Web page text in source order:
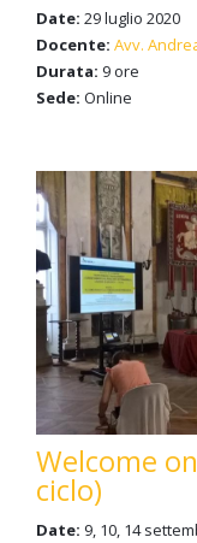
Date: 29 luglio 2020
Docente: Avv.
Durata: 9 ore
Sede: Online
Welcome
ciclo)
Date: 9, 10, 14